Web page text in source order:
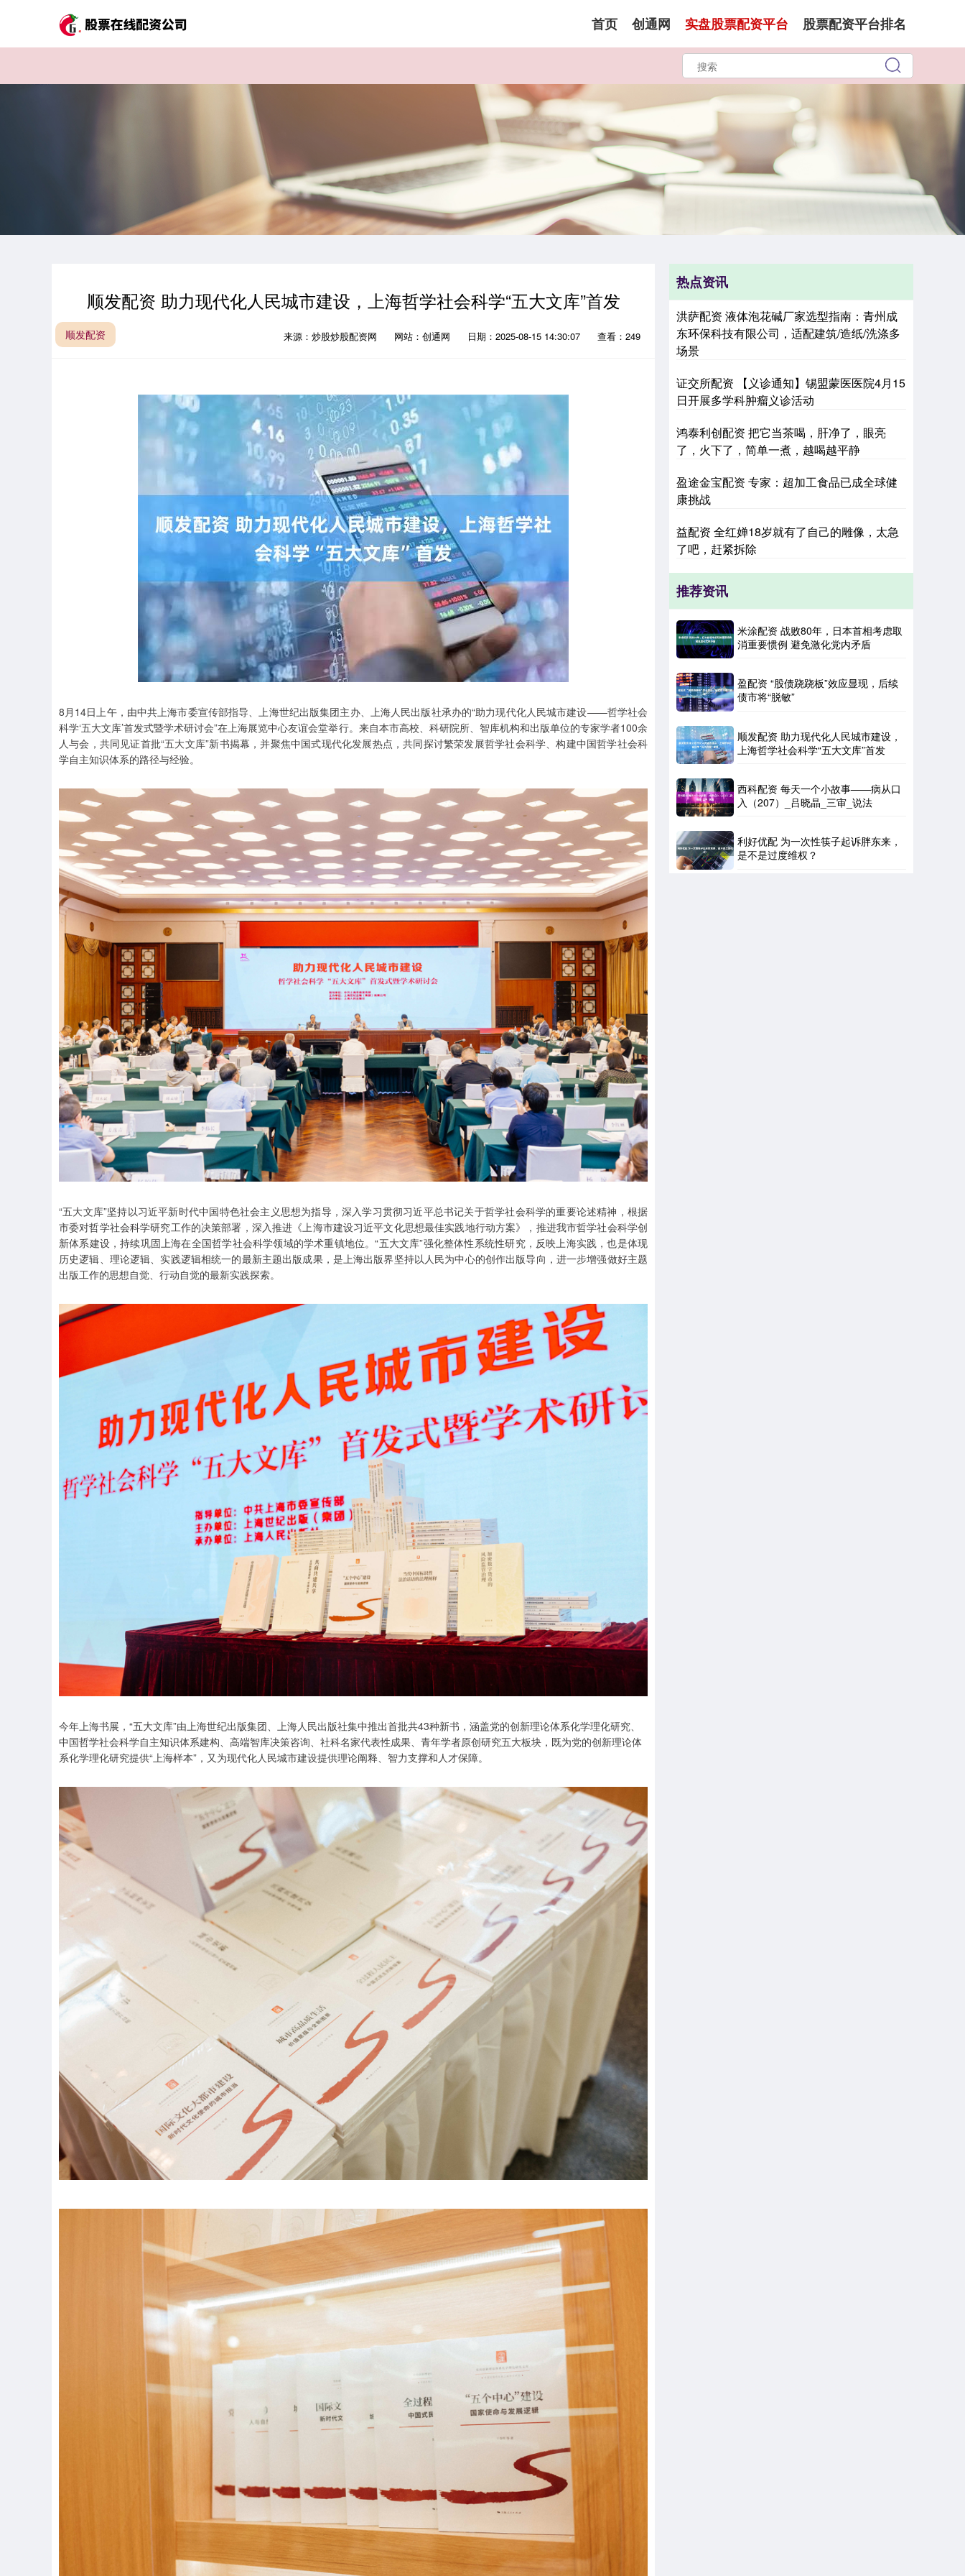
首页 创通网 实盘股票配资平台 股票配资平台排名
顺发配资 助力现代化人民城市建设，上海哲学社会科学“五大文库”首发
顺发配资 来源：炒股炒股配资网 网站：创通网 日期：2025-08-15 14:30:07 查看：249
8月14日上午，由中共上海市委宣传部指导、上海世纪出版集团主办、上海人民出版社承办的“助力现代化人民城市建设——哲学社会
科学‘五大文库’首发式暨学术研讨会”在上海展览中心友谊会堂举行。来自本市高校、科研院所、智库机构和出版单位的专家学者100余
人与会，共同见证首批“五大文库”新书揭幕，并聚焦中国式现代化发展热点，共同探讨繁荣发展哲学社会科学、构建中国哲学社会科
学自主知识体系的路径与经验。
“五大文库”坚持以习近平新时代中国特色社会主义思想为指导，深入学习贯彻习近平总书记关于哲学社会科学的重要论述精神，根据
市委对哲学社会科学研究工作的决策部署，深入推进《上海市建设习近平文化思想最佳实践地行动方案》，推进我市哲学社会科学创
新体系建设，持续巩固上海在全国哲学社会科学领域的学术重镇地位。“五大文库”强化整体性系统性研究，反映上海实践，也是体现
历史逻辑、理论逻辑、实践逻辑相统一的最新主题出版成果，是上海出版界坚持以人民为中心的创作出版导向，进一步增强做好主题
出版工作的思想自觉、行动自觉的最新实践探索。
今年上海书展，“五大文库”由上海世纪出版集团、上海人民出版社集中推出首批共43种新书，涵盖党的创新理论体系化学理化研究、
中国哲学社会科学自主知识体系建构、高端智库决策咨询、社科名家代表性成果、青年学者原创研究五大板块，既为党的创新理论体
系化学理化研究提供“上海样本”，又为现代化人民城市建设提供理论阐释、智力支撑和人才保障。
热点资讯
洪萨配资 液体泡花碱厂家选型指南：青州成
东环保科技有限公司，适配建筑/造纸/洗涤多
场景
证交所配资 【义诊通知】锡盟蒙医医院4月15
日开展多学科肿瘤义诊活动
鸿泰利创配资 把它当茶喝，肝净了，眼亮
了，火下了，简单一煮，越喝越平静
盈途金宝配资 专家：超加工食品已成全球健
康挑战
益配资 全红婵18岁就有了自己的雕像，太急
了吧，赶紧拆除
推荐资讯
米涂配资 战败80年，日本首相考虑取
消重要惯例 避免激化党内矛盾
盈配资 “股债跷跷板”效应显现，后续
债市将“脱敏”
顺发配资 助力现代化人民城市建设，
上海哲学社会科学“五大文库”首发
西科配资 每天一个小故事——病从口
入（207）_吕晓晶_三审_说法
利好优配 为一次性筷子起诉胖东来，
是不是过度维权？